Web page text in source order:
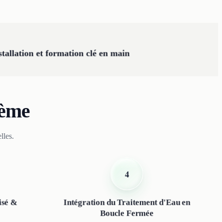
et formation clé en main
&
4
Intégration du Traitement d'Eau en
Boucle Fermée